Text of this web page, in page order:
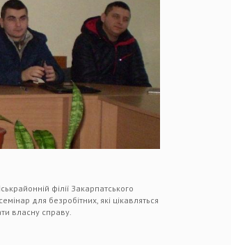
філії Закарпатського
для безробітних, які цікавляться
власну справу.